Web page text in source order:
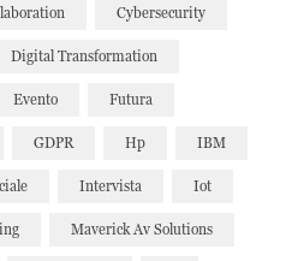
Cybersecurity
Digital Transformation
Evento Futura
GDPR Hp IBM
Intervista Iot
Maverick Av Solutions